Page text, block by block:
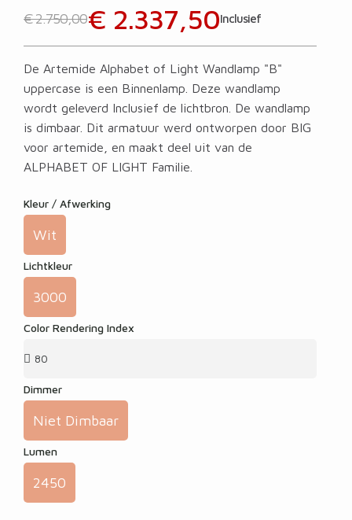
€ 2.750,00€ 2.337,50Inclusief
De Artemide Alphabet of Light Wandlamp "B"
uppercase is een Binnenlamp. Deze wandlamp
wordt geleverd Inclusief de lichtbron. De wandlamp
is dimbaar. Dit armatuur werd ontworpen door BIG
voor artemide, en maakt deel uit van de
ALPHABET OF LIGHT Familie.
Kleur / Afwerking
Wit
Lichtkleur
3000
Color Rendering Index
Dimmer
Niet Dimbaar
Lumen
2450